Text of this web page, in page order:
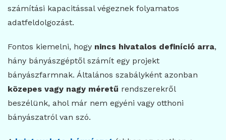
számítási kapacitással végeznek folyamatos
adatfeldolgozást.
Fontos kiemelni, hogy nincs hivatalos definíció arra,
hány bányászgéptől számít egy projekt
bányászfarmnak. Általános szabályként azonban
közepes vagy nagy méretű rendszerekről
beszélünk, ahol már nem egyéni vagy otthoni
bányászatról van szó.